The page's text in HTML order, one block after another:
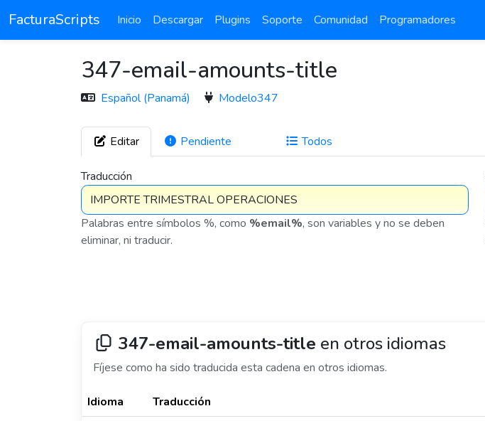
FacturaScripts Inicio Descargar Plugins Soporte Comunidad Programadores
347-email-amounts-title
Español (Panamá) Modelo347
Editar Pendiente Todos
Traducción
Palabras entre símbolos %, como %email%, son variables y no se deben
eliminar, ni traducir.
347-email-amounts-title en otros idiomas
Fíjese como ha sido traducida esta cadena en otros idiomas.
Idioma Traducción